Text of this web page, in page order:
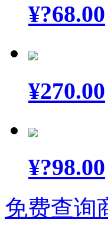
¥?68.00
¥270.00
¥?98.00
免费查询